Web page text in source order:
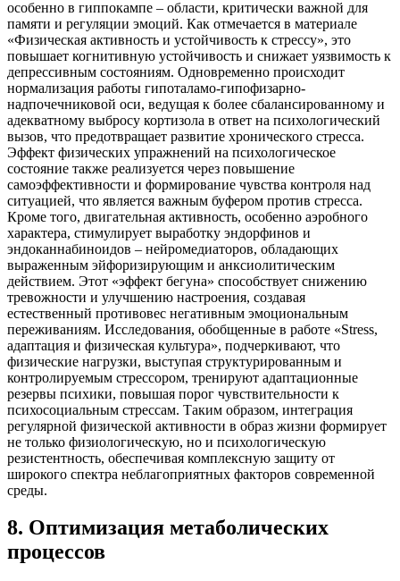
особенно в гиппокампе – области, критически важной для
памяти и регуляции эмоций. Как отмечается в материале
«Физическая активность и устойчивость к стрессу», это
повышает когнитивную устойчивость и снижает уязвимость к
депрессивным состояниям. Одновременно происходит
нормализация работы гипоталамо-гипофизарно-
надпочечниковой оси, ведущая к более сбалансированному и
адекватному выбросу кортизола в ответ на психологический
вызов, что предотвращает развитие хронического стресса.
Эффект физических упражнений на психологическое
состояние также реализуется через повышение
самоэффективности и формирование чувства контроля над
ситуацией, что является важным буфером против стресса.
Кроме того, двигательная активность, особенно аэробного
характера, стимулирует выработку эндорфинов и
эндоканнабиноидов – нейромедиаторов, обладающих
выраженным эйфоризирующим и анксиолитическим
действием. Этот «эффект бегуна» способствует снижению
тревожности и улучшению настроения, создавая
естественный противовес негативным эмоциональным
переживаниям. Исследования, обобщенные в работе «Stress,
адаптация и физическая культура», подчеркивают, что
физические нагрузки, выступая структурированным и
контролируемым стрессором, тренируют адаптационные
резервы психики, повышая порог чувствительности к
психосоциальным стрессам. Таким образом, интеграция
регулярной физической активности в образ жизни формирует
не только физиологическую, но и психологическую
резистентность, обеспечивая комплексную защиту от
широкого спектра неблагоприятных факторов современной
среды.
8. Оптимизация метаболических
процессов